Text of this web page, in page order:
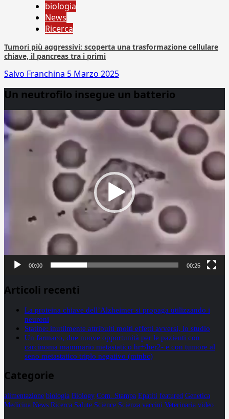
biologia
News
Ricerca
Tumori più aggressivi: scoperta una trasformazione cellulare
chiave, il pancreas tra i primi
Salvo Franchina 5 Marzo 2025
Un neutrofilo insegue un batterio
Player
00:00 00:25
Articoli recenti
La proteina chiave dell’Alzheimer si propaga utilizzando i
neuroni
Statine: inutilmente attribuiti molti effetti avversi, lo studio
Un farmaco, due nuove opportunità per le pazienti con
carcinoma mammario metastatico hr+/her2- e con tumore al
seno metastatico triplo negativo (mtnbc)
Categorie
alimentazione biologia Biology Com. Stampa Epatiti featured Genetica
Medicina News Ricerca Salute Science Scienza vaccini Veterinaria video